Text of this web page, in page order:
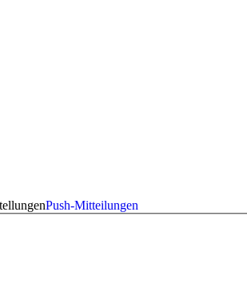
Push-Mitteilungen